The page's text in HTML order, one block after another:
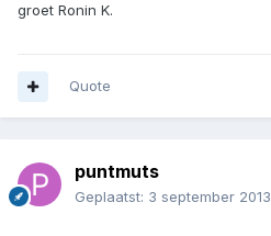
groet Ronin K.
Quote
puntmuts
Geplaatst: 3 september 2013